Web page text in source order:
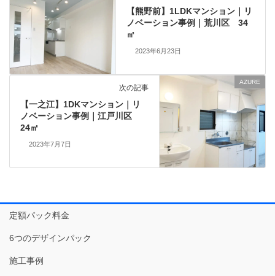
【熊野前】1LDKマンション｜リ
ノベーション事例｜荒川区 34
㎡
2023年6月23日
AZURE
次の記事
【一之江】1DKマンション｜リ
ノベーション事例｜江戸川区
24㎡
2023年7月7日
定額パック料金
6つのデザインパック
施工事例